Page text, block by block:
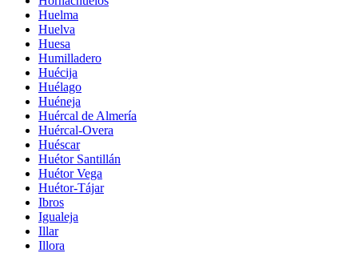
Huelma
Huelva
Huesa
Humilladero
Huécija
Huélago
Huéneja
Huércal de Almería
Huércal-Overa
Huéscar
Huétor Santillán
Huétor Vega
Huétor-Tájar
Ibros
Igualeja
Illar
Illora